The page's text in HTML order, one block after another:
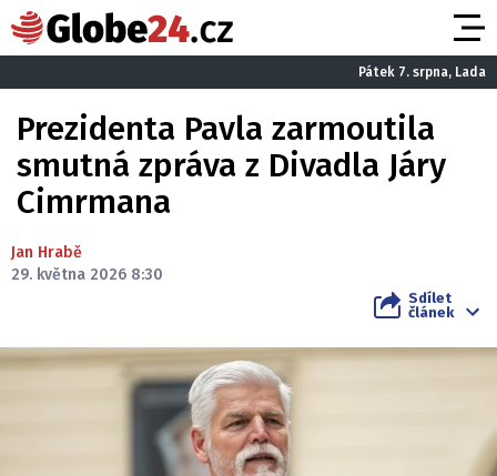
Pátek 7. srpna, Lada
Prezidenta Pavla zarmoutila
smutná zpráva z Divadla Járy
Cimrmana
Jan Hrabě
29. května 2026 8:30
Sdílet
článek